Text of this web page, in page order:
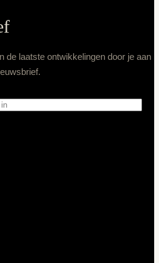
de laatste ontwikkelingen door je aan